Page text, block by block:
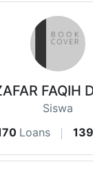
FAQIH
Siswa
Loans 139